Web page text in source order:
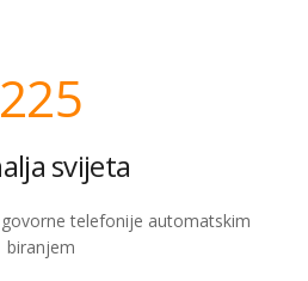
225
svijeta
telefonije automatskim
biranjem